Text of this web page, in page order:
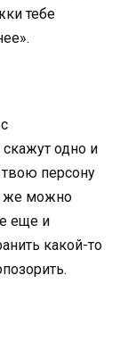
тебе
одно и
твою персону
же можно
еще и
какой-то